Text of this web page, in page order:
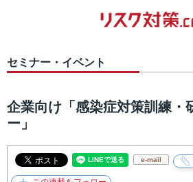
セミナー・イベント
企業向け「感染症対策訓練・
ー」
e-mail